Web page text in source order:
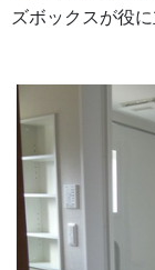
ズボックスが役に